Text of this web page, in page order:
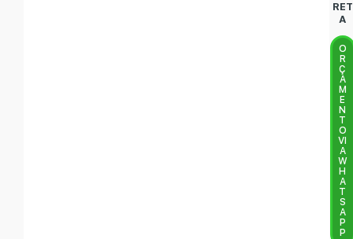
RET
A
O
R
Ç
A
M
E
N
T
O
VI
A
W
H
A
T
S
A
P
P